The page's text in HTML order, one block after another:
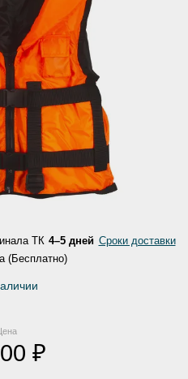
ТК 4–5 дней Сроки доставки
(Бесплатно)
₽